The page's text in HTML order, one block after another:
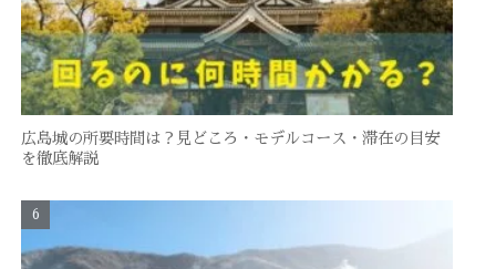
広島城の所要時間は？見どころ・モデルコース・滞在の目安
を徹底解説